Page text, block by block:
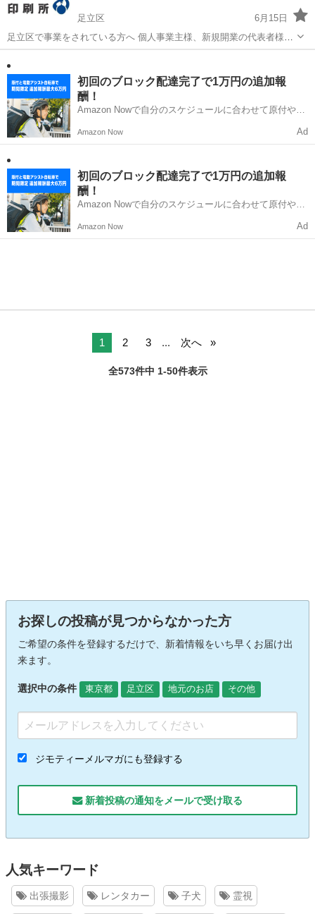
足立区
6月15日
足立区で事業をされている方へ 個人事業主様、新規開業の代表者様
大歓迎！ オリジナルの名刺を作ってお相手にインパクト！ 次の取引に
繋がるオンリーワンの名刺を作ってみませんか？ 名刺の事なら、 五反
田の印刷屋...
初回のブロック配達完了で1万円の追加報
酬！
Amazon Nowで自分のスケジュールに合わせて原付や電
Amazon Now Ad
初回のブロック配達完了で1万円の追加報
酬！
Amazon Nowで自分のスケジュールに合わせて原付や電
Amazon Now Ad
1 2 3 ... 次へ
全573件中 1-50件表示
お探しの投稿が見つからなかった方
ご希望の条件を登録するだけで、新着情報をいち早くお届け出
来ます。
選択中の条件 東京都 足立区 地元のお店 その他
ジモティーメルマガにも登録する
新着投稿の通知をメールで受け取る
人気キーワード
出張撮影 レンタカー 子犬 霊視